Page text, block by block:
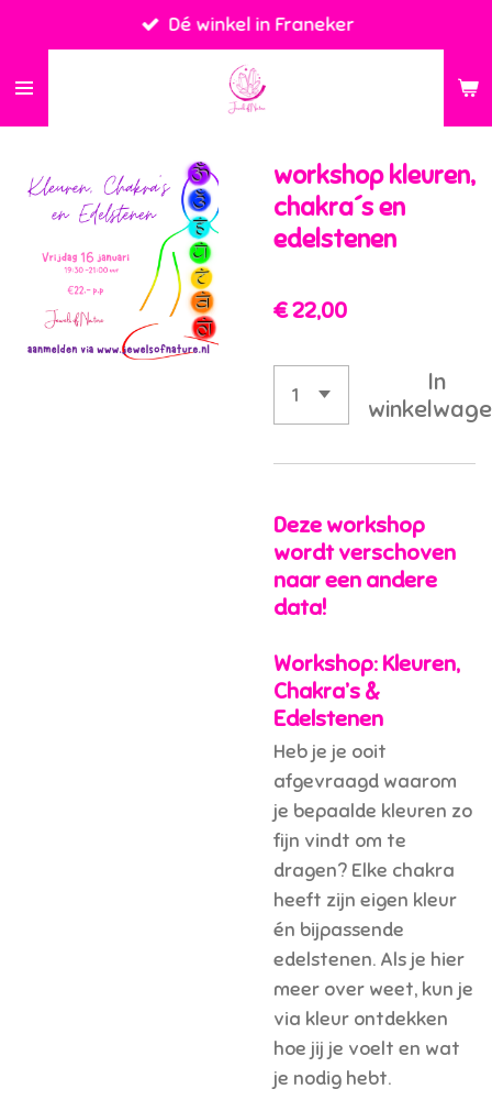
direct
naar
Dé winkel in Franeker
workshop kleuren,
chakra´s en
edelstenen
€ 22,00
In
Deze workshop
wordt verschoven
naar een andere
data!
Workshop: Kleuren,
Chakra’s &
Edelstenen
Heb je je ooit
afgevraagd waarom
je bepaalde kleuren zo
fijn vindt om te
dragen? Elke chakra
heeft zijn eigen kleur
én bijpassende
edelstenen. Als je hier
meer over weet, kun je
via kleur ontdekken
hoe jij je voelt en wat
je nodig hebt.